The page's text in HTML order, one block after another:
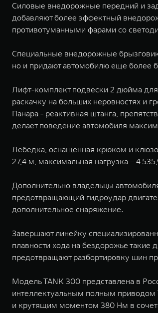
Силовые внедорожные передний и
добавляют более эффектный
противотуманными фарами со
Специальные внедорожные
но и придают автомобилю еще более
Лифт-комплект подвески 2 дюйма для
раскачку на больших неровностях и
Панара - реактивная штанга,
делает поведение автомобиля
Лебедка, оснащенная крюком и
27,4 м, максимальная нагрузка – 4
Дополнительно владельцы
предотвращающий гидроудар
дополнительное снаряжение.
Завершают линейку
плавности хода на бездорожье такие
предотвращают разбортировку шин
Модель TANK 300 представлена в
интеллектуальным полным приводом
и крутящим моментом 380 Нм в